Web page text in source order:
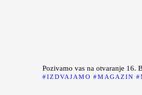
Pozivamo vas na otvaranje 16.
IZDVAJAMO MAGAZIN